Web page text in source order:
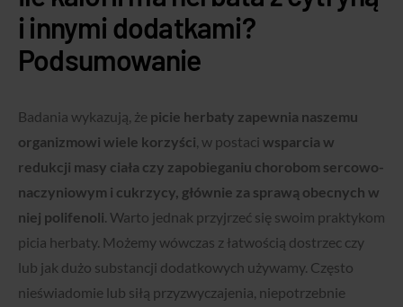
i innymi dodatkami?
Podsumowanie
Badania wykazują, że picie herbaty zapewnia naszemu
organizmowi wiele korzyści, w postaci wsparcia w
redukcji masy ciała czy zapobieganiu chorobom sercowo-
naczyniowym i cukrzycy, głównie za sprawą obecnych w
niej polifenoli. Warto jednak przyjrzeć się swoim praktykom
picia herbaty. Możemy wówczas z łatwością dostrzec czy
lub jak dużo substancji dodatkowych używamy. Często
nieświadomie lub siłą przyzwyczajenia, niepotrzebnie